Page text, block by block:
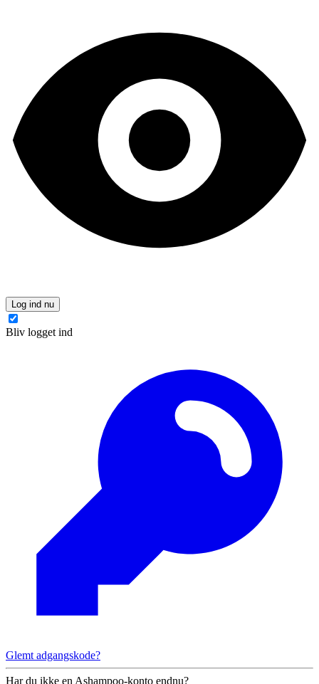
Log ind nu
Bliv logget ind
Glemt adgangskode?
Har du ikke en Ashampoo-konto endnu?